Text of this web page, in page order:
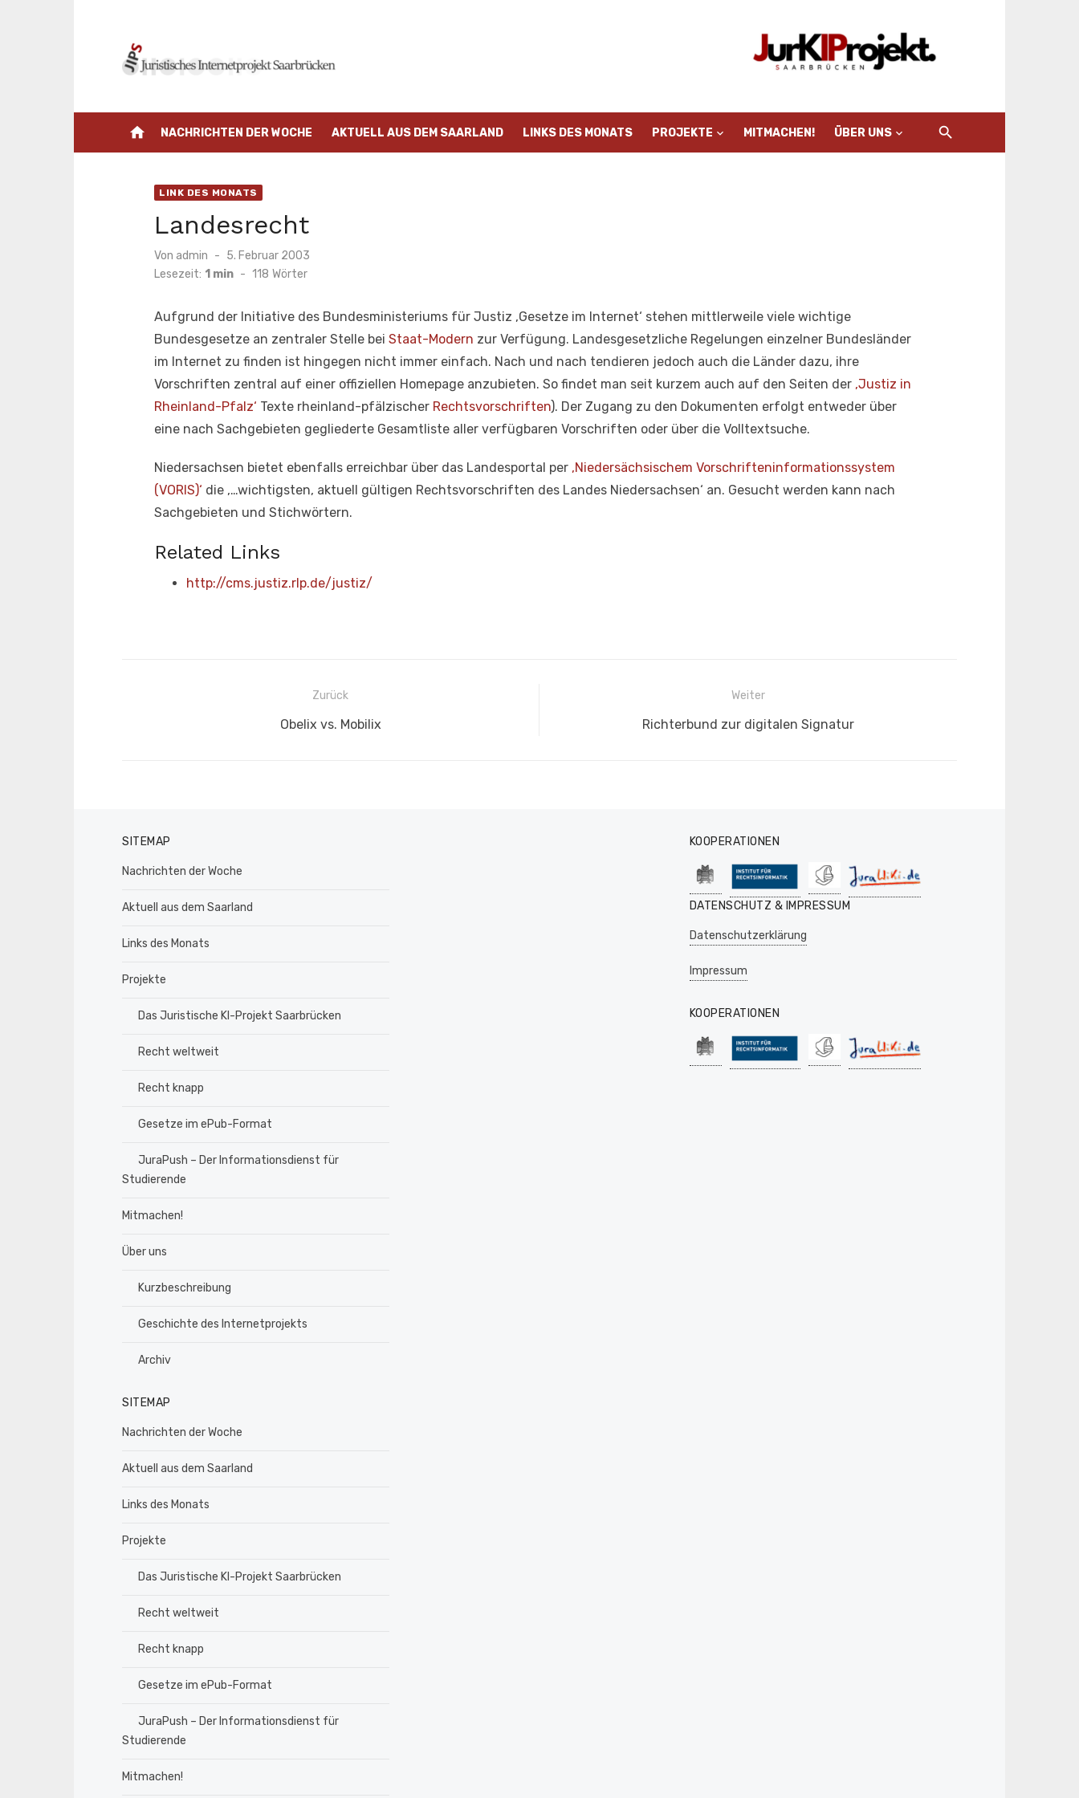
home NACHRICHTEN DER WOCHE AKTUELL AUS DEM SAARLAND LINKS DES MONATS PROJEKTE MITMACHEN! ÜBER UNS
LINK DES MONATS
Landesrecht
Von admin
Veröffentlicht
am
5. Februar 2003
Lesezeit: 1 min - 118 Wörter
Aufgrund der Initiative des Bundesministeriums für Justiz ‚Gesetze im Internet‘ stehen mittlerweile viele wichtige
Bundesgesetze an zentraler Stelle bei Staat-Modern zur Verfügung. Landesgesetzliche Regelungen einzelner Bundesländer
im Internet zu finden ist hingegen nicht immer einfach. Nach und nach tendieren jedoch auch die Länder dazu, ihre
Vorschriften zentral auf einer offiziellen Homepage anzubieten. So findet man seit kurzem auch auf den Seiten der ‚Justiz in
Rheinland-Pfalz‘ Texte rheinland-pfälzischer Rechtsvorschriften). Der Zugang zu den Dokumenten erfolgt entweder über
eine nach Sachgebieten gegliederte Gesamtliste aller verfügbaren Vorschriften oder über die Volltextsuche.
Niedersachsen bietet ebenfalls erreichbar über das Landesportal per ‚Niedersächsischem Vorschrifteninformationssystem
(VORIS)‘ die ‚…wichtigsten, aktuell gültigen Rechtsvorschriften des Landes Niedersachsen‘ an. Gesucht werden kann nach
Sachgebieten und Stichwörtern.
Related Links
http://cms.justiz.rlp.de/justiz/
BeitragsnavigationZurück
Vorheriger
Obelix vs. Mobilix
Weiter
Nächster
Richterbund zur digitalen Signatur
SITEMAP
Nachrichten der Woche
Aktuell aus dem Saarland
Links des Monats
Projekte
Das Juristische KI-Projekt Saarbrücken
Recht weltweit
Recht knapp
Gesetze im ePub-Format
JuraPush – Der Informationsdienst für
Studierende
Mitmachen!
Über uns
Kurzbeschreibung
Geschichte des Internetprojekts
Archiv
SITEMAP
Nachrichten der Woche
Aktuell aus dem Saarland
Links des Monats
Projekte
Das Juristische KI-Projekt Saarbrücken
Recht weltweit
Recht knapp
Gesetze im ePub-Format
JuraPush – Der Informationsdienst für
Studierende
Mitmachen!
KOOPERATIONEN
DATENSCHUTZ & IMPRESSUM
Datenschutzerklärung
Impressum
KOOPERATIONEN